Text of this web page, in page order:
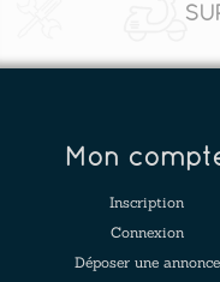
Mon
Inscription
Connexion
Déposer une annonce